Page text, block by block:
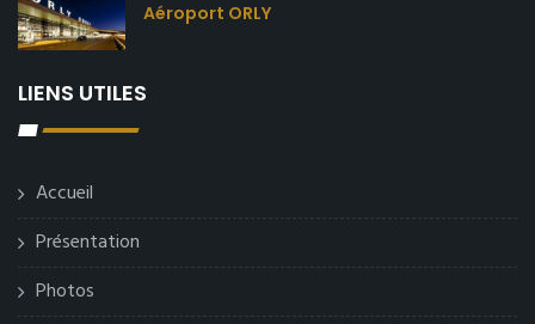
Aéroport ORLY
LIENS UTILES
Accueil
Présentation
Photos